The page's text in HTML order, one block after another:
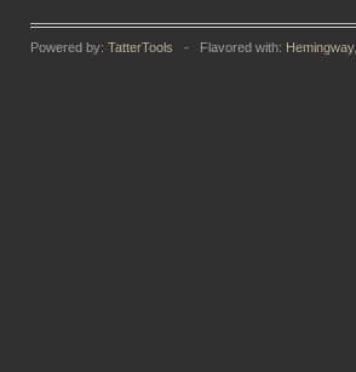
Powered by: TatterTools - Flavored with: Hemingway,